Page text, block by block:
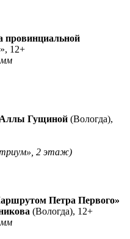
», 12+
Аллы Гущиной (Вологда),
2 этаж)
Петра Первого»
(Вологда), 12+